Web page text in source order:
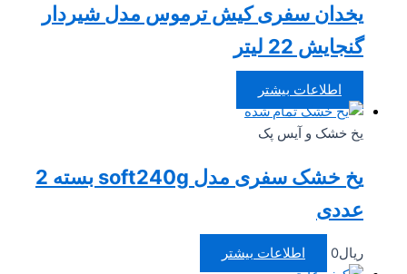
یخدان سفری کیش ترموس مدل شیردار
گنجایش 22 لیتر
اطلاعات بیشتر
تمام شده
یخ خشک و آیس پک
یخ خشک سفری مدل soft240g بسته 2
عددی
ریال0 اطلاعات بیشتر